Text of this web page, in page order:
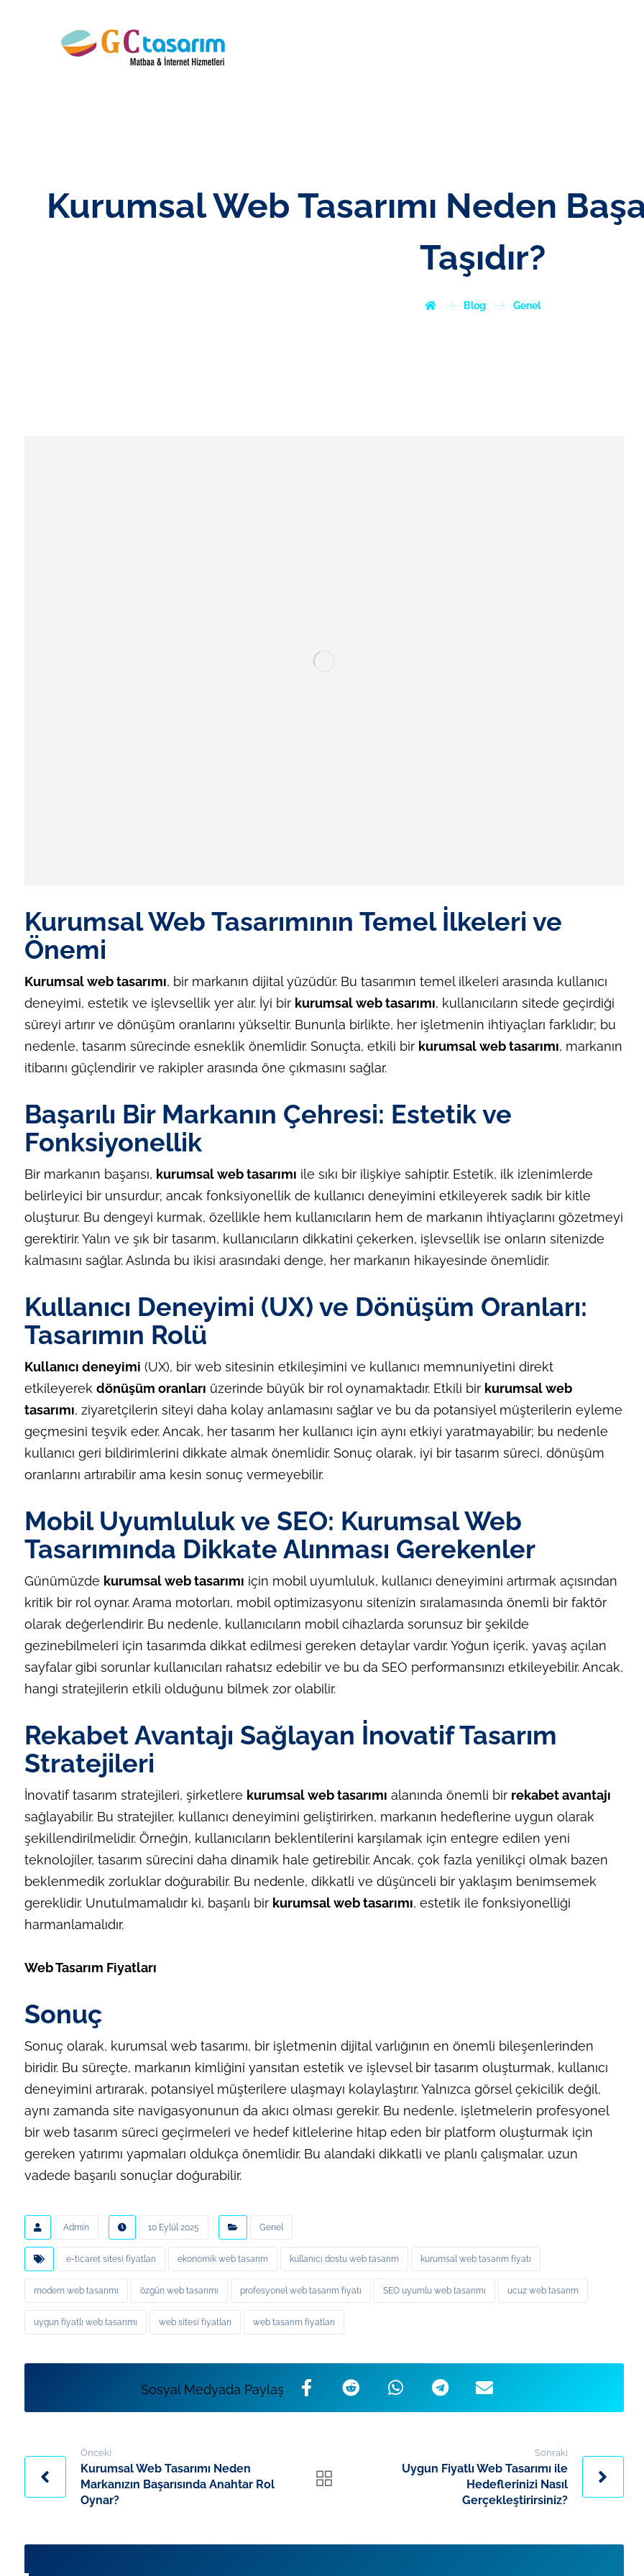
Kurumsal Web Tasarımı Neden
Taşıdır?
Blog Genel
Kurumsal Web Tasarımının Temel İlkeleri ve
Önemi
Kurumsal web tasarımı, bir markanın dijital yüzüdür. Bu tasarımın temel ilkeleri arasında kullanıcı
deneyimi, estetik ve işlevsellik yer alır. İyi bir kurumsal web tasarımı, kullanıcıların sitede geçirdiği
süreyi artırır ve dönüşüm oranlarını yükseltir. Bununla birlikte, her işletmenin ihtiyaçları farklıdır; bu
nedenle, tasarım sürecinde esneklik önemlidir. Sonuçta, etkili bir kurumsal web tasarımı, markanın
itibarını güçlendirir ve rakipler arasında öne çıkmasını sağlar.
Başarılı Bir Markanın Çehresi: Estetik ve
Fonksiyonellik
Bir markanın başarısı, kurumsal web tasarımı ile sıkı bir ilişkiye sahiptir. Estetik, ilk izlenimlerde
belirleyici bir unsurdur; ancak fonksiyonellik de kullanıcı deneyimini etkileyerek sadık bir kitle
oluşturur. Bu dengeyi kurmak, özellikle hem kullanıcıların hem de markanın ihtiyaçlarını gözetmeyi
gerektirir. Yalın ve şık bir tasarım, kullanıcıların dikkatini çekerken, işlevsellik ise onların sitenizde
kalmasını sağlar. Aslında bu ikisi arasındaki denge, her markanın hikayesinde önemlidir.
Kullanıcı Deneyimi (UX) ve Dönüşüm Oranları:
Tasarımın Rolü
Kullanıcı deneyimi (UX), bir web sitesinin etkileşimini ve kullanıcı memnuniyetini direkt
etkileyerek dönüşüm oranları üzerinde büyük bir rol oynamaktadır. Etkili bir kurumsal web
tasarımı, ziyaretçilerin siteyi daha kolay anlamasını sağlar ve bu da potansiyel müşterilerin eyleme
geçmesini teşvik eder. Ancak, her tasarım her kullanıcı için aynı etkiyi yaratmayabilir; bu nedenle
kullanıcı geri bildirimlerini dikkate almak önemlidir. Sonuç olarak, iyi bir tasarım süreci, dönüşüm
oranlarını artırabilir ama kesin sonuç vermeyebilir.
Mobil Uyumluluk ve SEO: Kurumsal Web
Tasarımında Dikkate Alınması Gerekenler
Günümüzde kurumsal web tasarımı için mobil uyumluluk, kullanıcı deneyimini artırmak açısından
kritik bir rol oynar. Arama motorları, mobil optimizasyonu sitenizin sıralamasında önemli bir faktör
olarak değerlendirir. Bu nedenle, kullanıcıların mobil cihazlarda sorunsuz bir şekilde
gezinebilmeleri için tasarımda dikkat edilmesi gereken detaylar vardır. Yoğun içerik, yavaş açılan
sayfalar gibi sorunlar kullanıcıları rahatsız edebilir ve bu da SEO performansınızı etkileyebilir. Ancak,
hangi stratejilerin etkili olduğunu bilmek zor olabilir.
Rekabet Avantajı Sağlayan İnovatif Tasarım
Stratejileri
İnovatif tasarım stratejileri, şirketlere kurumsal web tasarımı alanında önemli bir rekabet avantajı
sağlayabilir. Bu stratejiler, kullanıcı deneyimini geliştirirken, markanın hedeflerine uygun olarak
şekillendirilmelidir. Örneğin, kullanıcıların beklentilerini karşılamak için entegre edilen yeni
teknolojiler, tasarım sürecini daha dinamik hale getirebilir. Ancak, çok fazla yenilikçi olmak bazen
beklenmedik zorluklar doğurabilir. Bu nedenle, dikkatli ve düşünceli bir yaklaşım benimsemek
gereklidir. Unutulmamalıdır ki, başarılı bir kurumsal web tasarımı, estetik ile fonksiyonelliği
harmanlamalıdır.
Web Tasarım Fiyatları
Sonuç
Sonuç olarak, kurumsal web tasarımı, bir işletmenin dijital varlığının en önemli bileşenlerinden
biridir. Bu süreçte, markanın kimliğini yansıtan estetik ve işlevsel bir tasarım oluşturmak, kullanıcı
deneyimini artırarak, potansiyel müşterilere ulaşmayı kolaylaştırır. Yalnızca görsel çekicilik değil,
aynı zamanda site navigasyonunun da akıcı olması gerekir. Bu nedenle, işletmelerin profesyonel
bir web tasarım süreci geçirmeleri ve hedef kitlelerine hitap eden bir platform oluşturmak için
gereken yatırımı yapmaları oldukça önemlidir. Bu alandaki dikkatli ve planlı çalışmalar, uzun
vadede başarılı sonuçlar doğurabilir.
Admin 10 Eylül 2025 Genel
e-ticaret sitesi fiyatları ekonomik web tasarım kullanıcı dostu web tasarım kurumsal web tasarım fiyatı
modern web tasarımı özgün web tasarımı profesyonel web tasarım fiyatı SEO uyumlu web tasarımı ucuz web tasarım
uygun fiyatlı web tasarımı web sitesi fiyatları web tasarım fiyatları
Önceki
Kurumsal Web Tasarımı Neden
Markanızın Başarısında Anahtar Rol
Oynar?
Sonraki
Uygun Fiyatlı Web Tasarımı ile
Hedeflerinizi Nasıl
Gerçekleştirirsiniz?